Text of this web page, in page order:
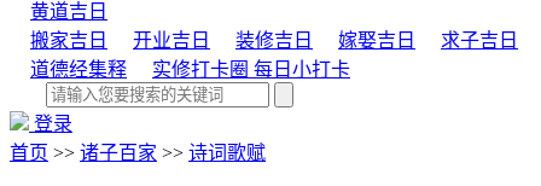
黄道吉日
搬家吉日
开业吉日 装修吉日 嫁娶吉日
求子吉日
道德经集释
实修打卡圈 每日小打卡
登录
首页 >> 诸子百家 >> 诗词歌赋